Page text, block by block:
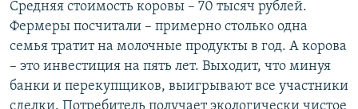
Средняя стоимость коровы – 70 тысяч рублей.
Фермеры посчитали – примерно столько одна
семья тратит на молочные продукты в год. А корова
– это инвестиция на пять лет. Выходит, что минуя
банки и перекупщиков, выигрывают все участники